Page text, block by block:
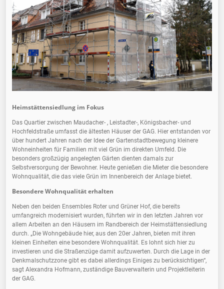
Heimstättensiedlung im Fokus
Das Quartier zwischen Maudacher- , Leistadter-, Königsbacher- und
Hochfeldstraße umfasst die ältesten Häuser der GAG. Hier entstanden vor
über hundert Jahren nach der Idee der Gartenstadtbewegung kleinere
Wohneinheiten für Familien mit viel Grün im direkten Umfeld. Die
besonders großzügig angelegten Gärten dienten damals zur
Selbstversorgung der Bewohner. Heute genießen die Mieter die besondere
Wohnqualität, die das viele Grün im Innenbereich der Anlage bietet.
Besondere Wohnqualität erhalten
Neben den beiden Ensembles Roter und Grüner Hof, die bereits
umfangreich modernisiert wurden, führten wir in den letzten Jahren vor
allem Arbeiten an den Häusern im Randbereich der Heimstättensiedlung
durch. „Die Wohngebäude hier, aus den 20er Jahren, bieten mit ihren
kleinen Einheiten eine besondere Wohnqualität. Es lohnt sich hier zu
investieren und die Straßenzüge damit aufzuwerten. Durch die Lage in der
Denkmalschutzzone gibt es dabei allerdings Einiges zu berücksichtigen“,
sagt Alexandra Hofmann, zuständige Bauverwalterin und Projektleiterin
der GAG.